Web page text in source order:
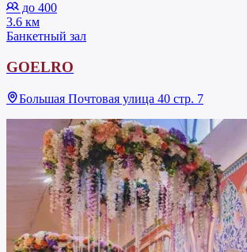
до 400
3.6 км
Банкетный зал
GOELRO
Большая Почтовая улица 40 стр. 7